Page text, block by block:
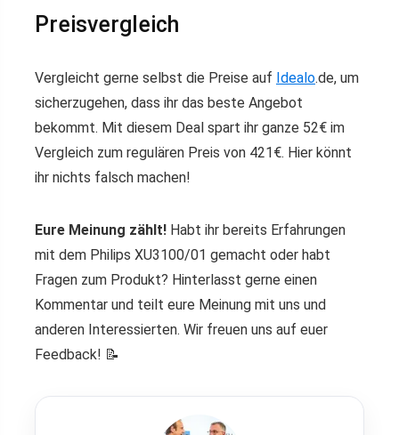
Preisvergleich
Vergleicht gerne selbst die Preise auf Idealo.de, um
sicherzugehen, dass ihr das beste Angebot
bekommt. Mit diesem Deal spart ihr ganze 52€ im
Vergleich zum regulären Preis von 421€. Hier könnt
ihr nichts falsch machen!
Eure Meinung zählt! Habt ihr bereits Erfahrungen
mit dem Philips XU3100/01 gemacht oder habt
Fragen zum Produkt? Hinterlasst gerne einen
Kommentar und teilt eure Meinung mit uns und
anderen Interessierten. Wir freuen uns auf euer
Feedback! 📝